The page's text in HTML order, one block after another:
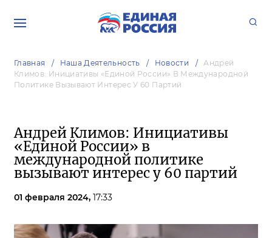
Главная Наша Деятельность Новости
Андрей
Климов: Инициативы «Единой России» В Международной
Политике Вызывают Интерес У 60 Партий
Андрей Климов: Инициативы
«Единой России» в
международной политике
вызывают интерес у 60 партий
01 февраля 2024, 17:33